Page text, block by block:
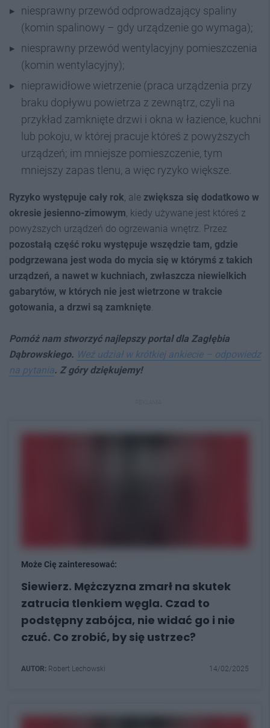
niesprawny przewód odprowadzający spaliny
(komin spalinowy – gdy urządzenie go wymaga);
niesprawny przewód wentylacyjny pomieszczenia
(komin wentylacyjny);
nieprawidłowe wietrzenie (praca urządzenia przy
braku dopływu powietrza z zewnątrz, czyli na
przykład zamknięte drzwi i okna w łazience, kuchni
lub pokoju, w której pracuje któreś z powyższych
urządzeń; im mniejsze pomieszczenie, tym
mniejszy zapas tlenu, a więc ryzyko większe.
Ryzyko występuje cały rok, ale zwiększa się dodatkowo w
okresie jesienno-zimowym, kiedy używane jest któreś z
powyższych urządzeń do ogrzewania wnętrz. Przez
pozostałą część roku występuje wszędzie tam, gdzie
podgrzewana jest woda do mycia się w którymś z takich
urządzeń, a nawet w kuchniach, zwłaszcza niewielkich
gabarytów, w których nie jest wietrzone w trakcie
gotowania, a drzwi są zamknięte.
Pomóż nam stworzyć najlepszy portal dla Zagłębia
Dąbrowskiego. Weź udział w krótkiej ankiecie – odpowiedz
na pytania. Z góry dziękujemy!
Może Cię zainteresować:
Siewierz. Mężczyzna zmarł na skutek
zatrucia tlenkiem węgla. Czad to
podstępny zabójca, nie widać go i nie
czuć. Co zrobić, by się ustrzec?
AUTOR: Robert Lechowski 14/02/2025